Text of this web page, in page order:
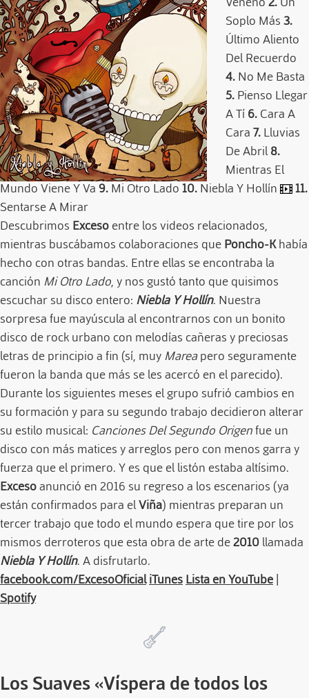
Soplo Más 3.
Último Aliento
Del Recuerdo
4. No Me Basta
5. Pienso Llegar
A Tí 6. Cara A
Cara 7. Lluvias
De Abril8.
Mientras El
Mundo Viene Y Va 9. Mi Otro Lado 10. Niebla Y Hollín
11.
Sentarse A Mirar
Descubrimos Exceso entre los videos relacionados,
mientras buscábamos colaboraciones que Poncho-Khabía
hecho con otras bandas. Entre ellas se encontraba la
canción Mi Otro Lado, y nos gustó tanto que quisimos
escuchar su disco entero: Niebla Y Hollín. Nuestra
sorpresa fue mayúscula al encontrarnos con un bonito
disco de rock urbano con melodías cañeras y preciosas
letras de principio a fin (sí, muy Mareapero seguramente
fueron la banda que más se les acercó en el parecido).
Durante los siguientes meses el grupo sufrió cambios en
su formación y para su segundo trabajo decidieron alterar
su estilo musical: Canciones Del Segundo Origenfue un
disco con más matices y arreglos pero con menos garra y
fuerza que el primero. Y es que el listón estaba altísimo.
Excesoanunció en 2016 su regreso a los escenarios (ya
están confirmados para elViña) mientras preparan un
tercer trabajo que todo el mundo espera que tire por los
mismos derroteros que esta obra de arte de2010 llamada
Niebla Y Hollín. A disfrutarlo.
facebook.com/ExcesoOficial iTunes Lista en YouTube |
Spotify
Los Suaves «Víspera de todos los